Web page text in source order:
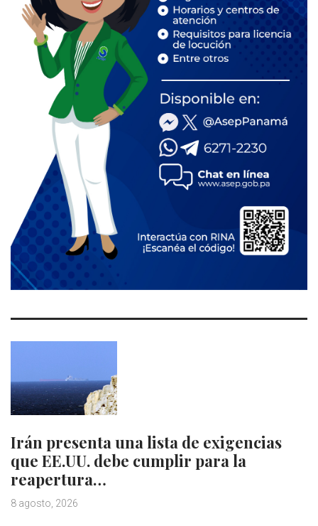
Irán presenta una lista de exigencias
que EE.UU. debe cumplir para la
reapertura…
8 agosto, 2026